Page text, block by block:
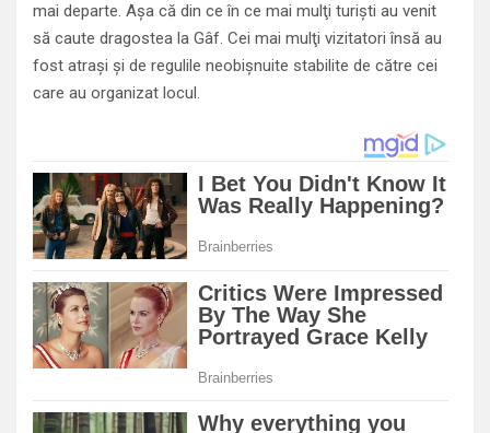
mai departe. Aşa că din ce în ce mai mulţi turişti au venit
să caute dragostea la Gâf. Cei mai mulţi vizitatori însă au
fost atraşi şi de regulile neobişnuite stabilite de către cei
care au organizat locul.